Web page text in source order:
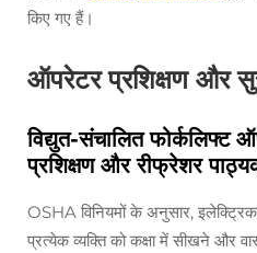
किए गए हैं।
ऑपरेटर प्रशिक्षण और
विद्युत-संचालित
प्रशिक्षण और रीफ्रेशर
OSHA विनियमों के अनुसार,
प्रत्येक व्यक्ति को कक्षा में सीखने और